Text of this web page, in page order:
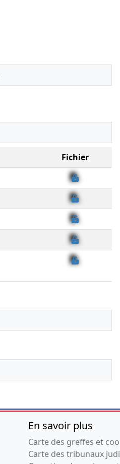
Fichier
En savoir plus
Carte des greffes et
Carte des tribunaux